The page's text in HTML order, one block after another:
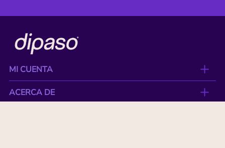
MI CUENTA
ACERCA DE